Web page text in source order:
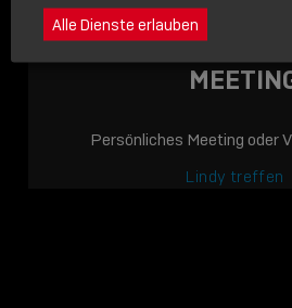
JETZT ONLINE
VERFÜGBAR: DIE
LINDY ACADEMY –
WISSEN, DAS
Persönliches Meeting oder
Lindy treffen
Alle Dienste erlauben